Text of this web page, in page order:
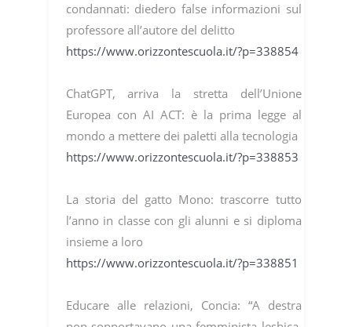
condannati: diedero false informazioni sul
professore all’autore del delitto
https://www.orizzontescuola.it/?p=338854
ChatGPT, arriva la stretta dell’Unione
Europea con AI ACT: è la prima legge al
mondo a mettere dei paletti alla tecnologia
https://www.orizzontescuola.it/?p=338853
La storia del gatto Mono: trascorre tutto
l’anno in classe con gli alunni e si diploma
insieme a loro
https://www.orizzontescuola.it/?p=338851
Educare alle relazioni, Concia: “A destra